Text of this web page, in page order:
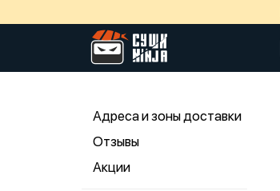
Адреса и зоны доставки
Отзывы
Акции